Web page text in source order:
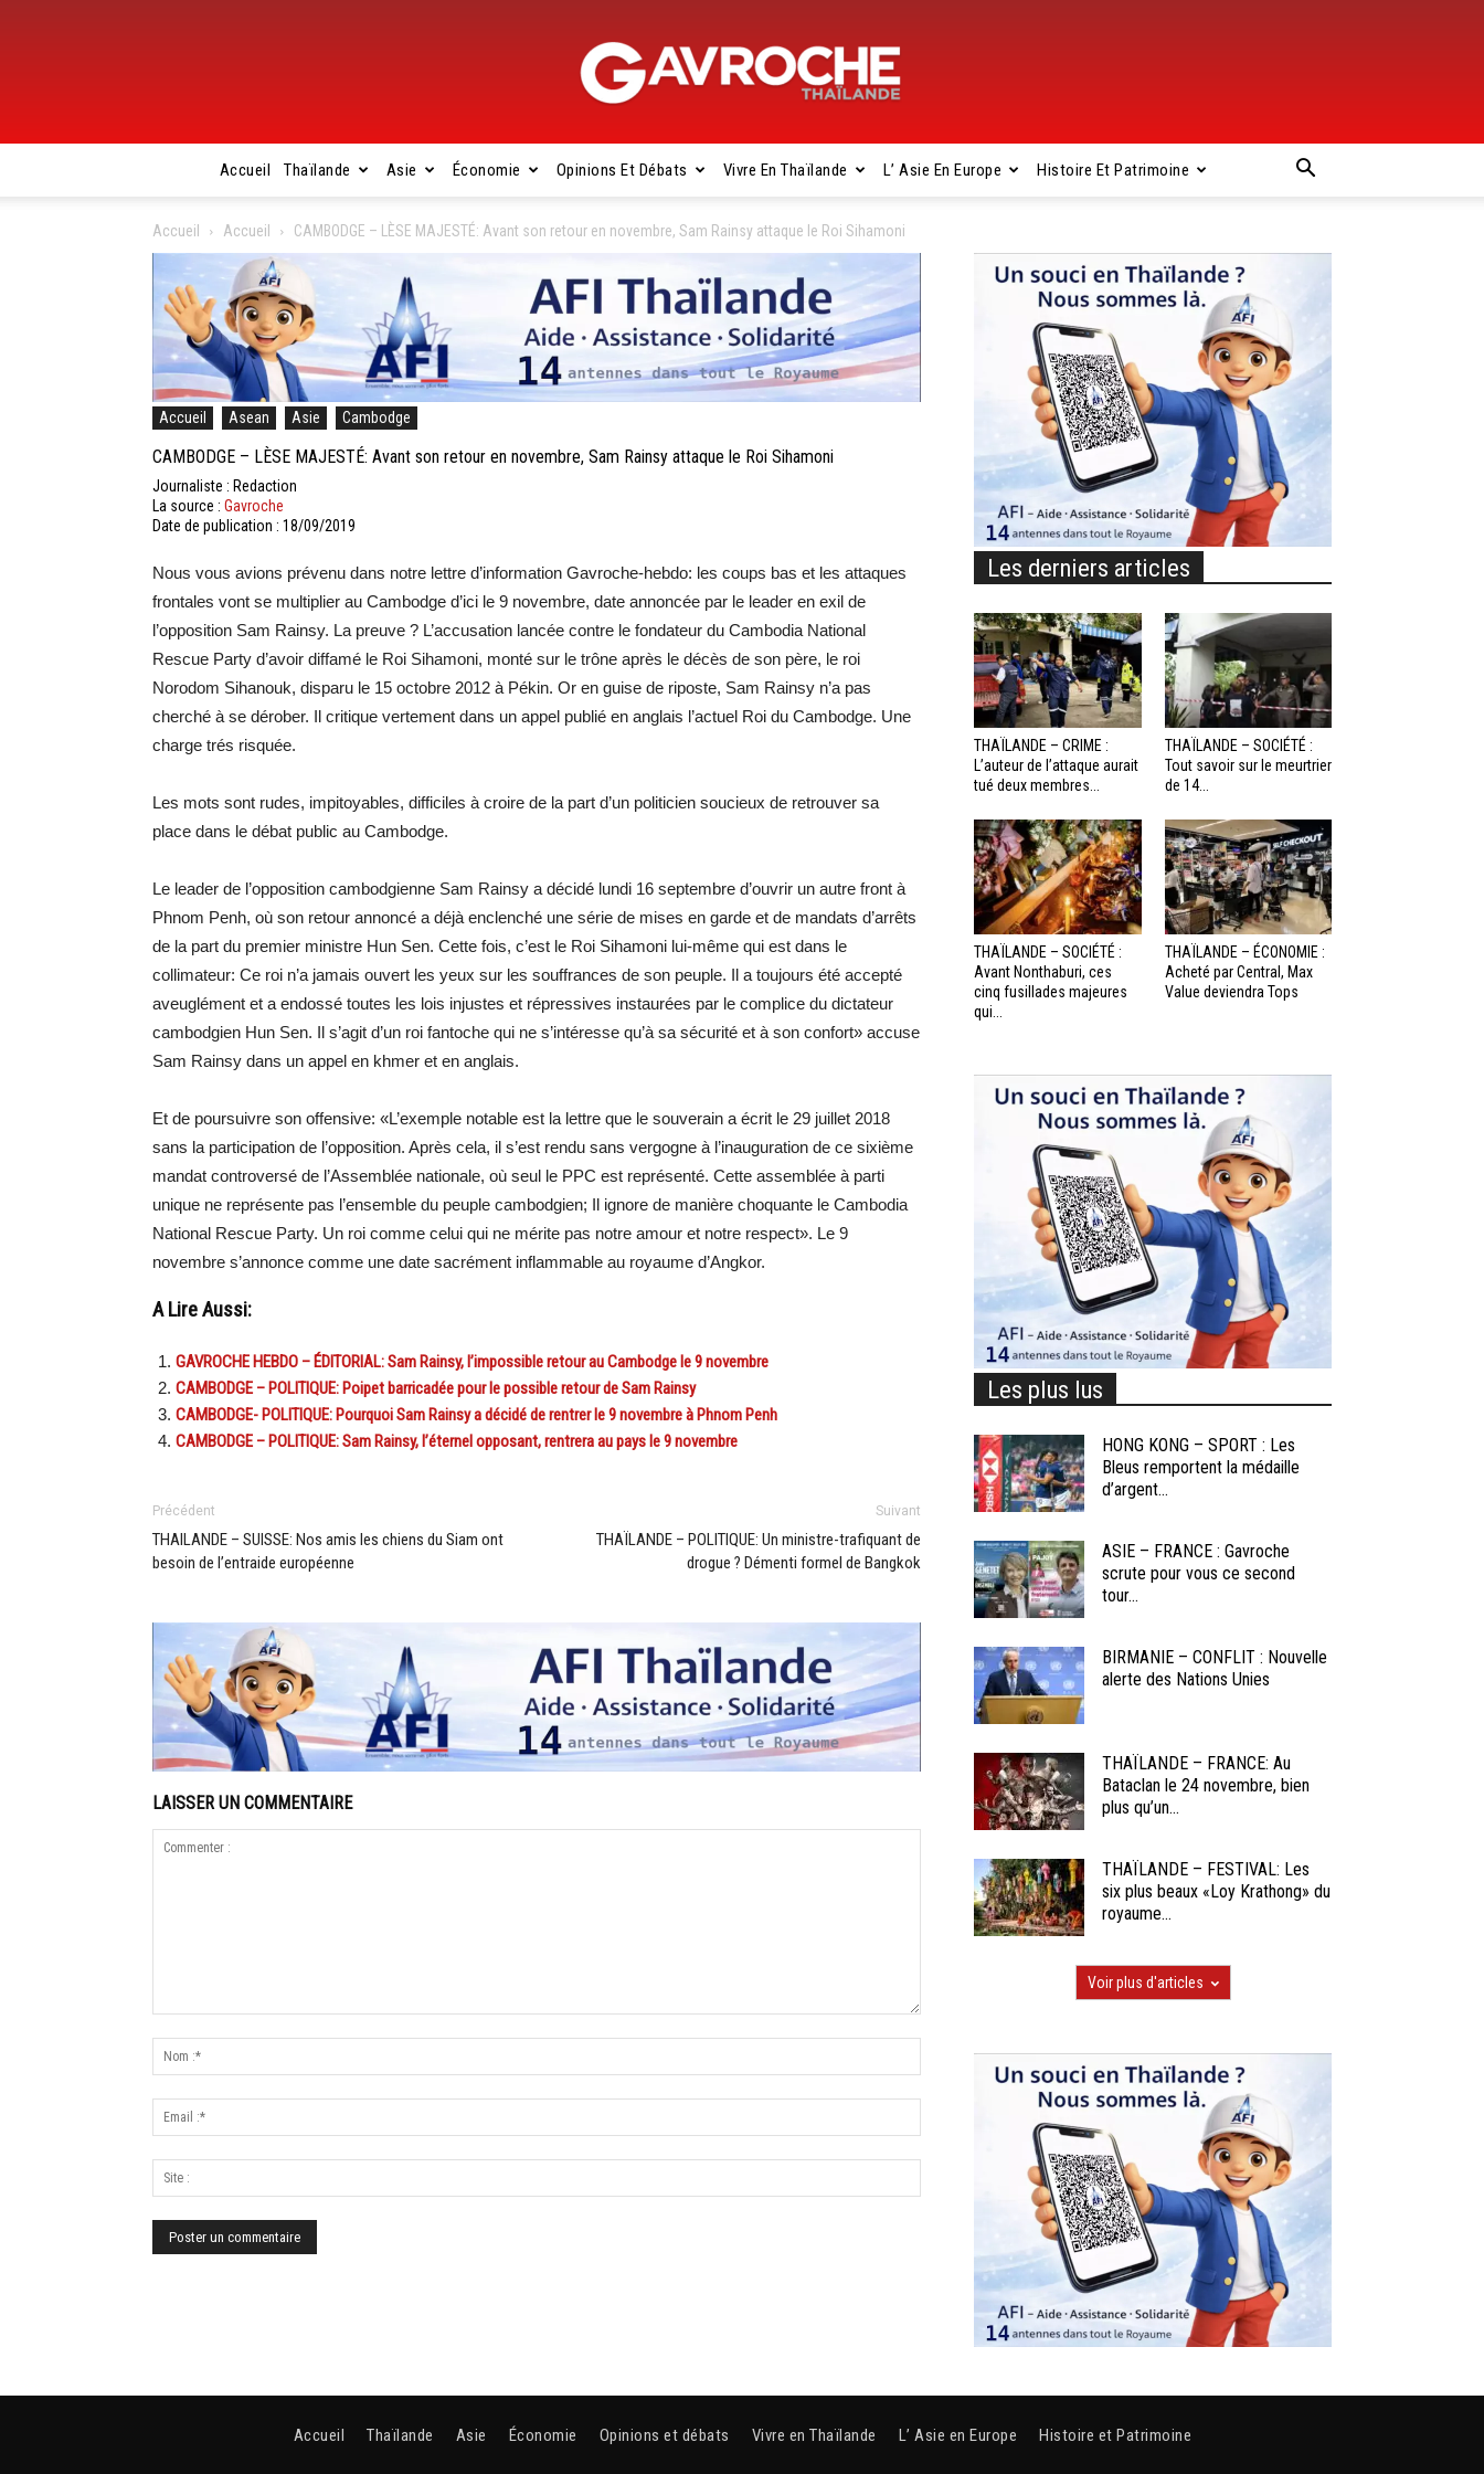
Gavroche
Thaïlande
Accueil Thaïlande Asie Économie Opinions Et Débats Vivre En Thaïlande L’ Asie En Europe Histoire Et Patrimoine
Accueil Accueil CAMBODGE – LÈSE MAJESTÉ: Avant son retour en novembre, Sam Rainsy attaque le Roi Sihamoni
Accueil Asean Asie Cambodge
CAMBODGE – LÈSE MAJESTÉ: Avant son retour en novembre, Sam Rainsy attaque le Roi Sihamoni
Journaliste : Redaction
La source : Gavroche
Date de publication : 18/09/2019
Nous vous avions prévenu dans notre lettre d’information Gavroche-hebdo: les coups bas et les attaques
frontales vont se multiplier au Cambodge d’ici le 9 novembre, date annoncée par le leader en exil de
l’opposition Sam Rainsy. La preuve ? L’accusation lancée contre le fondateur du Cambodia National
Rescue Party d’avoir diffamé le Roi Sihamoni, monté sur le trône après le décès de son père, le roi
Norodom Sihanouk, disparu le 15 octobre 2012 à Pékin. Or en guise de riposte, Sam Rainsy n’a pas
cherché à se dérober. Il critique vertement dans un appel publié en anglais l’actuel Roi du Cambodge. Une
charge trés risquée.
Les mots sont rudes, impitoyables, difficiles à croire de la part d’un politicien soucieux de retrouver sa
place dans le débat public au Cambodge.
Le leader de l’opposition cambodgienne Sam Rainsy a décidé lundi 16 septembre d’ouvrir un autre front à
Phnom Penh, où son retour annoncé a déjà enclenché une série de mises en garde et de mandats d’arrêts
de la part du premier ministre Hun Sen. Cette fois, c’est le Roi Sihamoni lui-même qui est dans le
collimateur: Ce roi n’a jamais ouvert les yeux sur les souffrances de son peuple. Il a toujours été accepté
aveuglément et a endossé toutes les lois injustes et répressives instaurées par le complice du dictateur
cambodgien Hun Sen. Il s’agit d’un roi fantoche qui ne s’intéresse qu’à sa sécurité et à son confort» accuse
Sam Rainsy dans un appel en khmer et en anglais.
Et de poursuivre son offensive: «L’exemple notable est la lettre que le souverain a écrit le 29 juillet 2018
sans la participation de l’opposition. Après cela, il s’est rendu sans vergogne à l’inauguration de ce sixième
mandat controversé de l’Assemblée nationale, où seul le PPC est représenté. Cette assemblée à parti
unique ne représente pas l’ensemble du peuple cambodgien; Il ignore de manière choquante le Cambodia
National Rescue Party. Un roi comme celui qui ne mérite pas notre amour et notre respect». Le 9
novembre s’annonce comme une date sacrément inflammable au royaume d’Angkor.
A Lire Aussi:
GAVROCHE HEBDO – ÉDITORIAL: Sam Rainsy, l’impossible retour au Cambodge le 9 novembre
CAMBODGE – POLITIQUE: Poipet barricadée pour le possible retour de Sam Rainsy
CAMBODGE- POLITIQUE: Pourquoi Sam Rainsy a décidé de rentrer le 9 novembre à Phnom Penh
CAMBODGE – POLITIQUE: Sam Rainsy, l’éternel opposant, rentrera au pays le 9 novembre
Précédent
THAILANDE – SUISSE: Nos amis les chiens du Siam ont
besoin de l’entraide européenne
Suivant
THAÏLANDE – POLITIQUE: Un ministre-trafiquant de
drogue ? Démenti formel de Bangkok
LAISSER UN COMMENTAIRE
Les derniers articles
THAÏLANDE – CRIME :
L’auteur de l’attaque aurait
tué deux membres...
THAÏLANDE – SOCIÉTÉ :
Tout savoir sur le meurtrier
de 14...
THAÏLANDE – SOCIÉTÉ :
Avant Nonthaburi, ces
cinq fusillades majeures
qui...
THAÏLANDE – ÉCONOMIE :
Acheté par Central, Max
Value deviendra Tops
Les plus lus
HONG KONG – SPORT : Les
Bleus remportent la médaille
d’argent...
ASIE – FRANCE : Gavroche
scrute pour vous ce second
tour...
BIRMANIE – CONFLIT : Nouvelle
alerte des Nations Unies
THAÏLANDE – FRANCE: Au
Bataclan le 24 novembre, bien
plus qu’un...
THAÏLANDE – FESTIVAL: Les
six plus beaux «Loy Krathong» du
royaume...
Voir plus d'articles
Accueil Thaïlande Asie Économie Opinions et débats Vivre en Thaïlande L’ Asie en Europe Histoire et Patrimoine